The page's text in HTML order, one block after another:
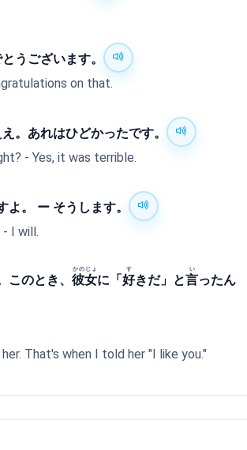
うございます。
on that.
。あれはひどかったです。
- Yes, it was terrible.
よ。 ー そうします。
I will.
このとき、彼
かの
女
じょ
に「好
す
きだ」と言
い
ったん
That's when I told her "I like you."